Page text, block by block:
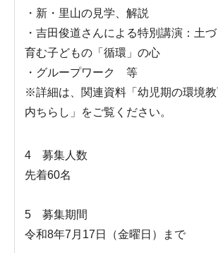
・新・里山の見学、解説
・吉田俊道さんによる特別講演：土
育む子どもの「循環」の心
・グループワーク 等
※詳細は、関連資料「幼児期の環境
内ちらし」をご覧ください。
4 募集人数
先着60名
5 募集期間
令和8年7月17日（金曜日）まで